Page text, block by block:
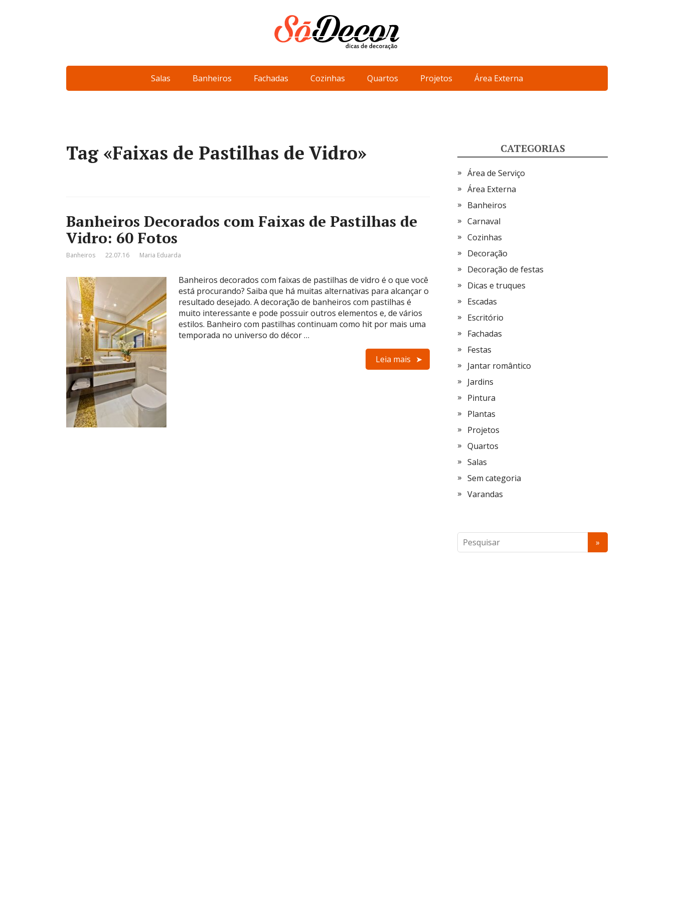
Salas Banheiros Fachadas Cozinhas Quartos Projetos Área Externa
Tag «Faixas de Pastilhas de Vidro»
Banheiros Decorados com Faixas de Pastilhas de
Vidro: 60 Fotos
Banheiros 22.07.16 Maria Eduarda
Banheiros decorados com faixas de pastilhas de vidro é o que você
está procurando? Saiba que há muitas alternativas para alcançar o
resultado desejado. A decoração de banheiros com pastilhas é
muito interessante e pode possuir outros elementos e, de vários
estilos. Banheiro com pastilhas continuam como hit por mais uma
temporada no universo do décor …
Leia mais
CATEGORIAS
Área de Serviço
Área Externa
Banheiros
Carnaval
Cozinhas
Decoração
Decoração de festas
Dicas e truques
Escadas
Escritório
Fachadas
Festas
Jantar romântico
Jardins
Pintura
Plantas
Projetos
Quartos
Salas
Sem categoria
Varandas